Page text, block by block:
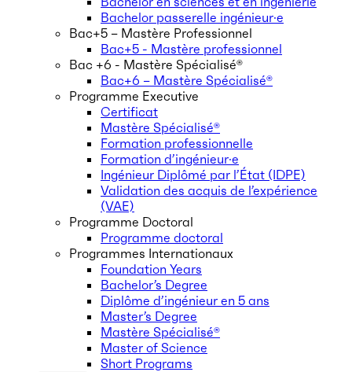
Bachelor passerelle ingénieur·e
Bac+5 – Mastère Professionnel
Bac+5 - Mastère professionnel
Bac +6 - Mastère Spécialisé®
Bac+6 – Mastère Spécialisé®
Programme Executive
Certificat
Mastère Spécialisé®
Formation professionnelle
Formation d’ingénieur·e
Ingénieur Diplômé par l’État (IDPE)
Validation des acquis de l’expérience
(VAE)
Programme Doctoral
Programme doctoral
Programmes Internationaux
Foundation Years
Bachelor’s Degree
Diplôme d’ingénieur en 5 ans
Master’s Degree
Mastère Spécialisé®
Master of Science
Short Programs